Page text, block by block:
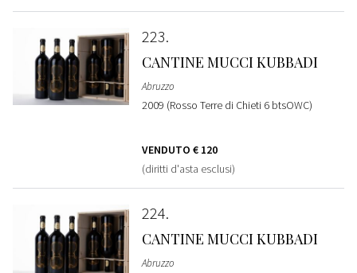
223
CANTINE MUCCI KUBBADI
Abruzzo
2009 (Rosso Terre di Chieti 6 btsOWC)
VENDUTO € 120
(diritti d'asta esclusi)
224
CANTINE MUCCI KUBBADI
Abruzzo